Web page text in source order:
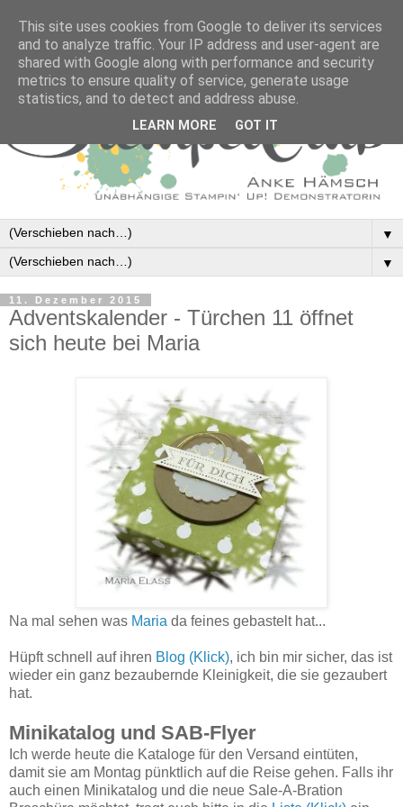
▼
▼
11. Dezember 2015
Adventskalender - Türchen 11 öffnet
sich heute bei Maria
Na mal sehen was Maria da feines gebastelt hat...
Hüpft schnell auf ihren Blog (Klick), ich bin mir sicher, das ist
wieder ein ganz bezaubernde Kleinigkeit, die sie gezaubert
hat.
Minikatalog und SAB-Flyer
Ich werde heute die Kataloge für den Versand eintüten,
damit sie am Montag pünktlich auf die Reise gehen. Falls ihr
auch einen Minikatalog und die neue Sale-A-Bration
This site uses cookies from Google to deliver its services
and to analyze traffic. Your IP address and user-agent are
shared with Google along with performance and security
metrics to ensure quality of service, generate usage
statistics, and to detect and address abuse.
LEARN MORE GOT IT